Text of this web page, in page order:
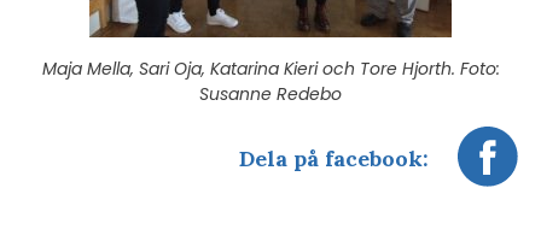
Maja Mella, Sari Oja, Katarina Kieri och Tore Hjorth. Foto:
Susanne Redebo
Dela på facebook: